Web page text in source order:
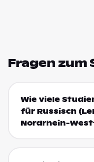
Fragen zum
Wie viele
für Russisch
Nordrhein-